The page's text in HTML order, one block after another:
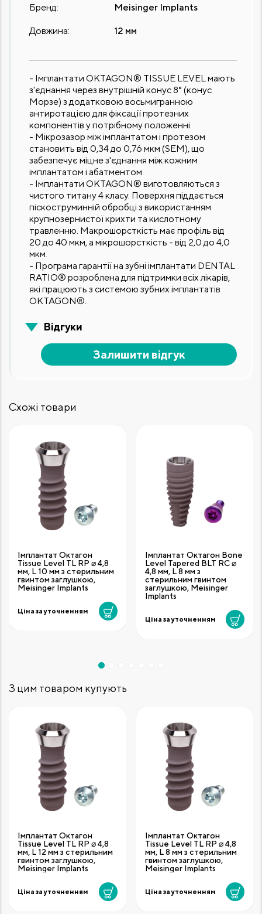
- Імплантати OKTAGON® TISSUE LEVEL мають
з'єднання через внутрішній конус 8° (конус
Морзе) з додатковою восьмигранною
антиротацією для фіксації протезних
компонентів у потрібному положенні.
- Мікрозазор між імплантатом і протезом
становить від 0,34 до 0,76 мкм (SEM), що
забезпечує міцне з'єднання між кожним
імплантатом і абатментом.
- Імплантати OKTAGON® виготовляються з
чистого титану 4 класу. Поверхня піддається
піскоструминній обробці з використанням
крупнозернистої крихти та кислотному
травленню. Макрошорсткість має профіль від
20 до 40 мкм, а мікрошорсткість - від 2,0 до 4,0
мкм.
- Програма гарантії на зубні імплантати DENTAL
RATIO® розроблена для підтримки всіх лікарів,
які працюють з системою зубних імплантатів
OKTAGON®.
Бренд: Meisinger Implants
Довжина: 12 мм
Відгуки
Залишити відгук
Схожі товари
Імплантат Октагон
Tissue Level TL RP ⌀ 4,8
мм, L 10 мм з стерильним
гвинтом заглушкою,
Meisinger Implants
Ціна за уточненням
Імплантат Октагон Bone
Level Tapered BLT RC ⌀
4,8 мм, L 8 мм з
стерильним гвинтом
заглушкою, Meisinger
Implants
Ціна за уточненням
З цим товаром купують
Імплантат Октагон
Tissue Level TL RP ⌀ 4,8
мм, L 12 мм з стерильним
гвинтом заглушкою,
Meisinger Implants
Ціна за уточненням
Імплантат Октагон
Tissue Level TL RP ⌀ 4,8
мм, L 8 мм з стерильним
гвинтом заглушкою,
Meisinger Implants
Ціна за уточненням